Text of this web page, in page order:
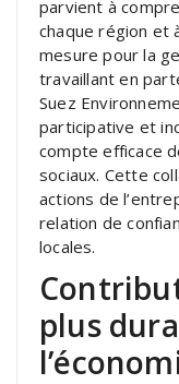
parvient à
chaque région et
mesure pour la
travaillant en
Suez
participative et
compte efficace
sociaux. Cette
actions de
relation de
locales.
plus